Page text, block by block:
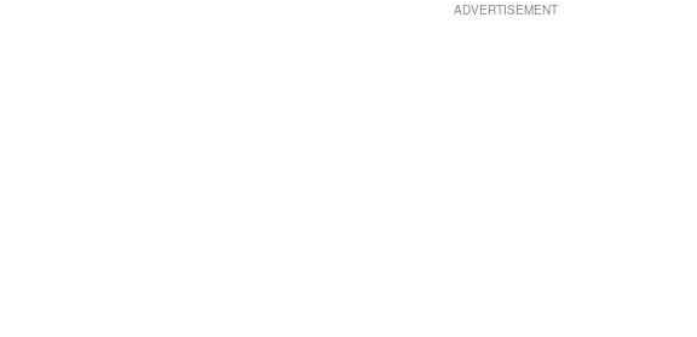
ADVERTISEMENT